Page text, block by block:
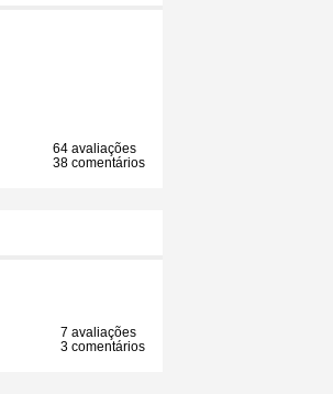
64 avaliações
38 comentários
7 avaliações
3 comentários